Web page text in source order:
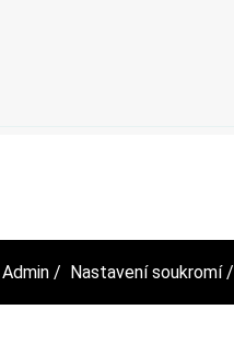
Admin/ Nastavení soukromí/